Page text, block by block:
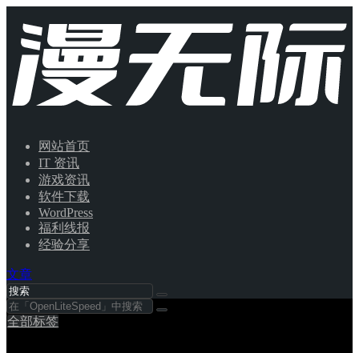
网站首页
IT 资讯
游戏资讯
软件下载
WordPress
福利线报
经验分享
文章
全部标签